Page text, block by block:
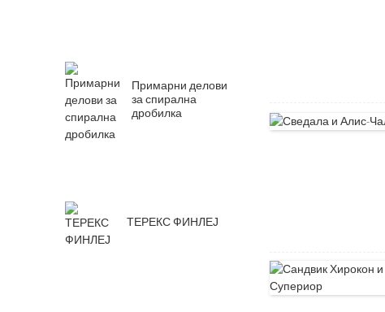
Примарни делови
за спирална
дробилка
ТЕРЕКС ФИНЛЕЈ